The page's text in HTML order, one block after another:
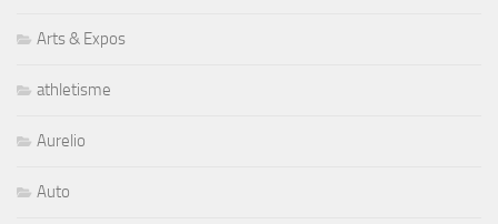
Arts & Expos
athletisme
Aurelio
Auto